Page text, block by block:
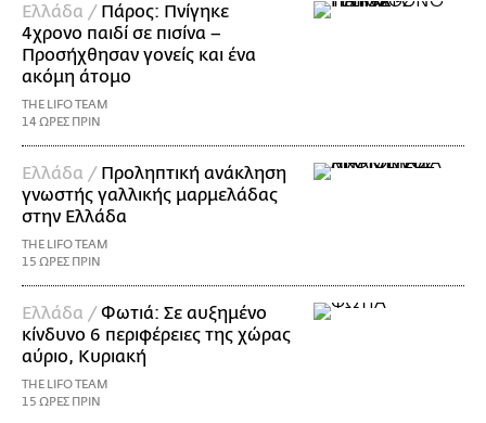
Ελλάδα / Πάρος: Πνίγηκε
4χρονο παιδί σε πισίνα –
Προσήχθησαν γονείς και ένα
ακόμη άτομο
THE LIFO TEAM
14 ΩΡΕΣ ΠΡΙΝ
Ελλάδα / Προληπτική ανάκληση
γνωστής γαλλικής μαρμελάδας
στην Ελλάδα
THE LIFO TEAM
15 ΩΡΕΣ ΠΡΙΝ
Ελλάδα /Φωτιά: Σε αυξημένο
κίνδυνο 6 περιφέρειες της χώρας
αύριο, Κυριακή
THE LIFO TEAM
15 ΩΡΕΣ ΠΡΙΝ